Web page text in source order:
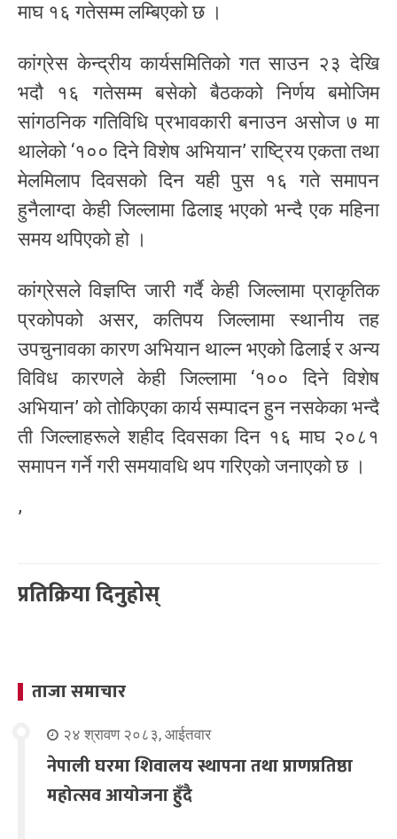
माघ १६ गतेसम्म लम्बिएको छ ।
कांग्रेस केन्द्रीय कार्यसमितिको गत साउन २३ देखि
भदौ १६ गतेसम्म बसेको बैठकको निर्णय बमोजिम
सांगठनिक गतिविधि प्रभावकारी बनाउन असोज ७ मा
थालेको ‘१०० दिने विशेष अभियान’ राष्ट्रिय एकता तथा
मेलमिलाप दिवसको दिन यही पुस १६ गते समापन
हुनैलाग्दा केही जिल्लामा ढिलाइ भएको भन्दै एक महिना
समय थपिएको हो ।
कांग्रेसले विज्ञप्ति जारी गर्दै केही जिल्लामा प्राकृतिक
प्रकोपको असर, कतिपय जिल्लामा स्थानीय तह
उपचुनावका कारण अभियान थाल्न भएको ढिलाई र अन्य
विविध कारणले केही जिल्लामा ‘१०० दिने विशेष
अभियान’ को तोकिएका कार्य सम्पादन हुन नसकेका भन्दै
ती जिल्लाहरूले शहीद दिवसका दिन १६ माघ २०८१
समापन गर्ने गरी समयावधि थप गरिएको जनाएको छ ।
’
प्रतिक्रिया दिनुहोस्
ताजा समाचार
२४ श्रावण २०८३, आईतवार
नेपाली घरमा शिवालय स्थापना तथा प्राणप्रतिष्ठा
महोत्सव आयोजना हुँदै